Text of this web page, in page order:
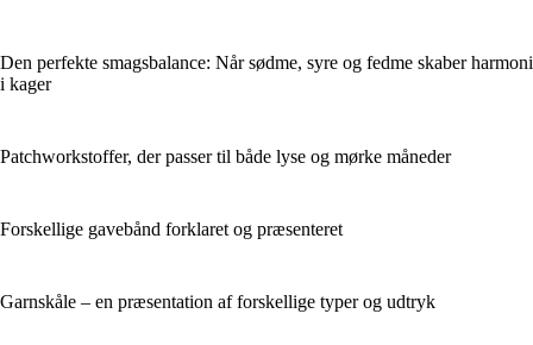
Den perfekte smagsbalance: Når sødme, syre og fedme skaber harmoni
i kager
Patchworkstoffer, der passer til både lyse og mørke måneder
Forskellige gavebånd forklaret og præsenteret
Garnskåle – en præsentation af forskellige typer og udtryk